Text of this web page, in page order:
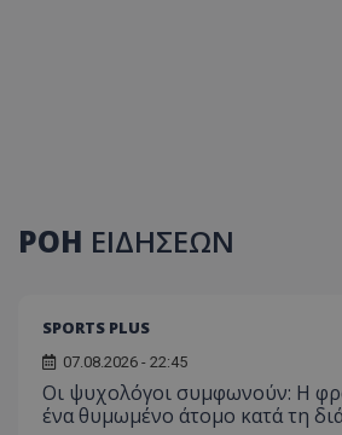
ΡΟΗ ΕΙΔΗΣΕΩΝ
SPORTS PLUS
07.08.2026 - 22:45
Οι ψυχολόγοι συμφωνούν: Η
ένα θυμωμένο άτομο κατά τη